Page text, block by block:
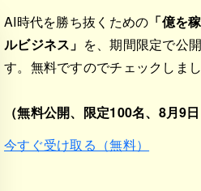
AI時代を勝ち抜くための 「億を
ルビジネス」 を、期間限定で公
す。無料ですのでチェックしまし
（無料公開、限定100名、8月9日
今すぐ受け取る（無料）